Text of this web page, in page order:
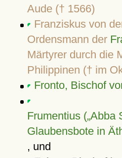
Aude († 1566)
Franziskus von
Ordensmann der
Märtyrer durch die
Philippinen († im
Fronto, Bischof
Frumentius ( Abba
Glaubensbote in
, und